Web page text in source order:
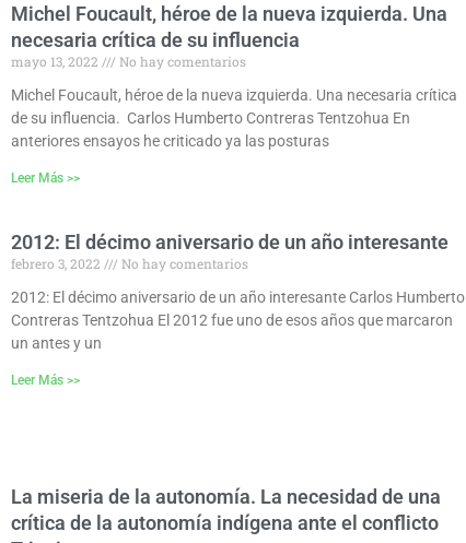
Michel Foucault, héroe de la nueva izquierda. Una
necesaria crítica de su influencia
mayo 13, 2022
No hay comentarios
Michel Foucault, héroe de la nueva izquierda. Una necesaria crítica
de su influencia. Carlos Humberto Contreras Tentzohua En
anteriores ensayos he criticado ya las posturas
Leer Más >>
2012: El décimo aniversario de un año interesante
febrero 3, 2022
No hay comentarios
2012: El décimo aniversario de un año interesante Carlos Humberto
Contreras Tentzohua El 2012 fue uno de esos años que marcaron
un antes y un
Leer Más >>
La miseria de la autonomía. La necesidad de una
crítica de la autonomía indígena ante el conflicto